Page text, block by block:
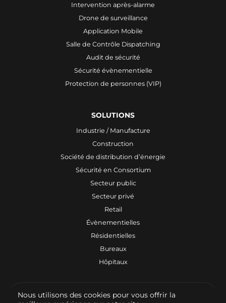
Intervention après-alarme
Drone de surveillance
Application Mobile
Salle de Contrôle Dispatching
Audit de sécurité
Sécurité évènementielle
Protection de personnes (VIP)
SOLUTIONS
Industrie / Manufacture
Construction
Société de distribution d’énergie
Sécurité en Consortium
Secteur public
Secteur privé
Retail
Évènementielles
Résidentielles
Bureaux
Hôpitaux
© 2026 Vigicore - Tous droits réservés
Nous utilisons des cookies pour vous offrir la